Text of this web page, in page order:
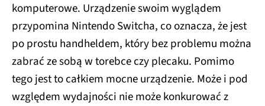
komputerowe. Urządzenie swoim wyglądem
przypomina Nintendo Switcha, co oznacza, że jest
po prostu handheldem, który bez problemu można
zabrać ze sobą w torebce czy plecaku. Pomimo
tego jest to całkiem mocne urządzenie. Może i pod
względem wydajności nie może konkurować z